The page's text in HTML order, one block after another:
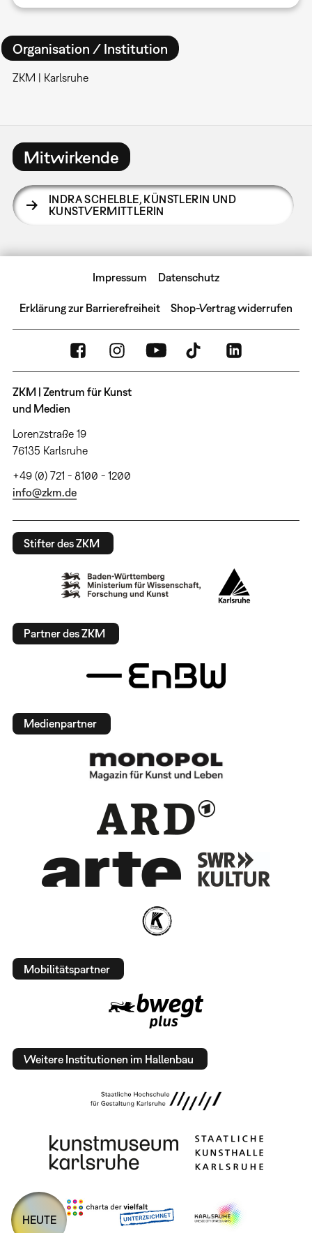
Organisation / Institution
ZKM | Karlsruhe
Mitwirkende
INDRA SCHELBLE, KÜNSTLERIN UND
KUNSTVERMITTLERIN
Impressum Datenschutz
Erklärung zur Barrierefreiheit Shop-Vertrag widerrufen
ZKM | Zentrum für Kunst
und Medien
Lorenzstraße 19
76135 Karlsruhe
+49 (0) 721 - 8100 - 1200
info@zkm.de
Stifter des ZKM
Partner des ZKM
Medienpartner
Mobilitätspartner
Weitere Institutionen im Hallenbau
HEUTE